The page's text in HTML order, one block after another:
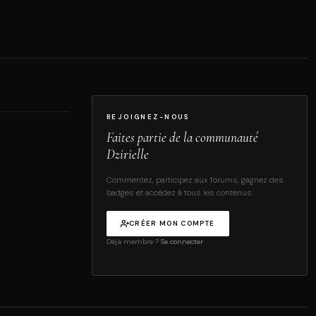
REJOIGNEZ-NOUS
Faites partie de la communauté
Dzirielle
Commentez, participez aux forums, gagnez des
badges et accédez à tous les contenus.
CRÉER MON COMPTE
Déjà membre ? Se connecter